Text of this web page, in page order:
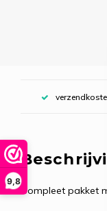
9,8
Compleet pakket